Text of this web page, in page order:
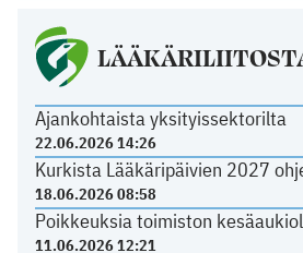
Ajankohtaista yksityissektorilta
22.06.2026 14:26
Kurkista Lääkäripäivien 2027
18.06.2026 08:58
Poikkeuksia toimiston
11.06.2026 12:21